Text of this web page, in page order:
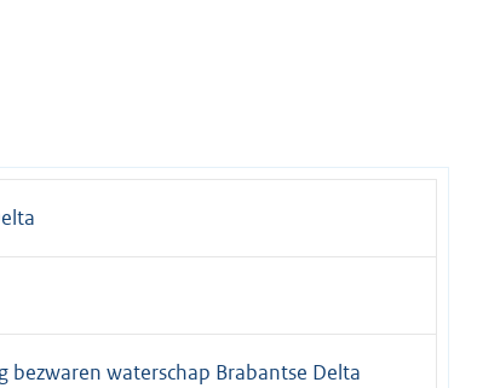
bezwaren waterschap Brabantse Delta